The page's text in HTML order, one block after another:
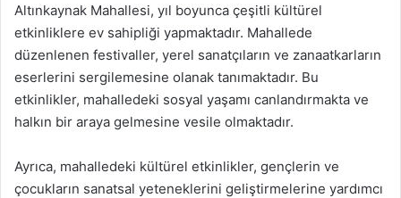
Altınkaynak Mahallesi, yıl boyunca çeşitli kültürel
etkinliklere ev sahipliği yapmaktadır. Mahallede
düzenlenen festivaller, yerel sanatçıların ve zanaatkarların
eserlerini sergilemesine olanak tanımaktadır. Bu
etkinlikler, mahalledeki sosyal yaşamı canlandırmakta ve
halkın bir araya gelmesine vesile olmaktadır.
Ayrıca, mahalledeki kültürel etkinlikler, gençlerin ve
çocukların sanatsal yeteneklerini geliştirmelerine yardımcı